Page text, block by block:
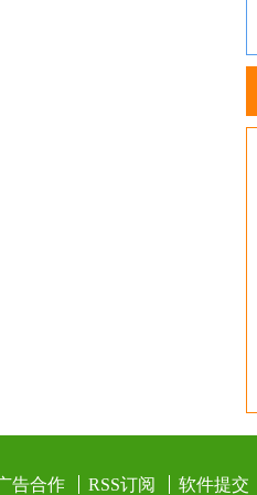
告合作 RSS订阅 软件提交